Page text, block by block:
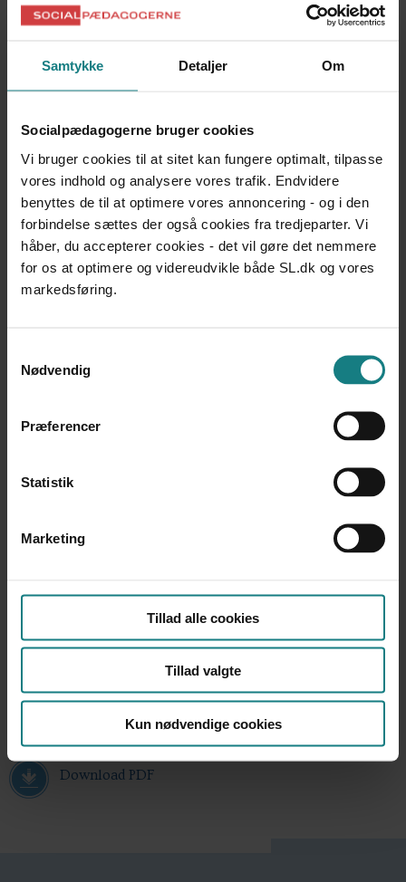
Samtykke Detaljer Om
Socialpædagogerne bruger cookies
Vi bruger cookies til at sitet kan fungere optimalt, tilpasse
vores indhold og analysere vores trafik. Endvidere
benyttes de til at optimere vores annoncering - og i den
forbindelse sættes der også cookies fra tredjeparter. Vi
håber, du accepterer cookies - det vil gøre det nemmere
for os at optimere og videreudvikle både SL.dk og vores
markedsføring.
Nødvendig
Præferencer
Statistik
Marketing
Tillad alle cookies
Tillad valgte
Kun nødvendige cookies
Hvert af de konkrete temaer behandles med afsæt i
centrale igangværende initiativer og aktuelle,
fremadrettede eller helt nye initiativer.
Dokumentation og udviklingsarbejde
Forfatter
2013
Udgiver
Download PDF